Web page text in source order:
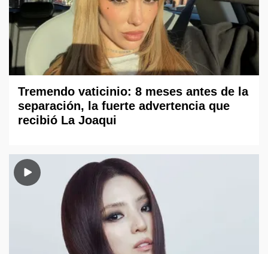
Tremendo vaticinio: 8 meses antes de la
separación, la fuerte advertencia que
recibió La Joaqui